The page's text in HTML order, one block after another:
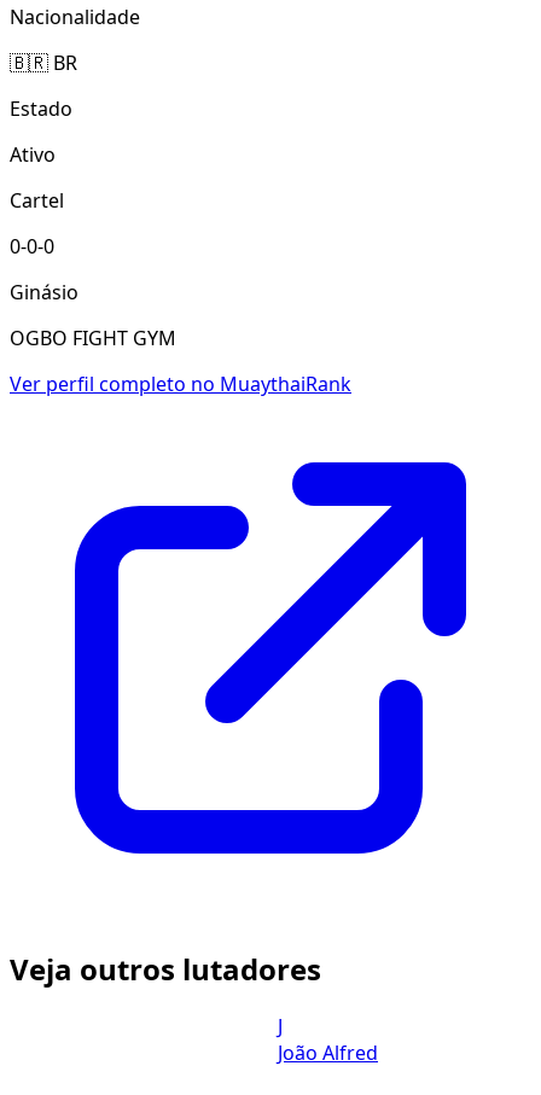
Nacionalidade
🇧🇷 BR
Estado
Ativo
Cartel
0-0-0
Ginásio
OGBO FIGHT GYM
Ver perfil completo no MuaythaiRank
Veja outros lutadores
J
João Alfred